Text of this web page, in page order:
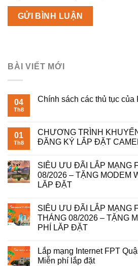
BÀI VIẾT MỚI
04
Th8
Chính sách các thủ tục của
01
Th8
CHƯƠNG TRÌNH
ĐĂNG KÝ LẮP ĐẶT
SIÊU ƯU ĐÃI LẮP MẠNG
08/2026 – TẶNG MODEM
LĂP ĐẶT
SIÊU ƯU ĐÃI LẮP MẠNG
THÁNG 08/2026 – TẶNG
PHÍ LĂP ĐẶT
Lắp mạng Internet FPT
Miễn phí lắp đặt